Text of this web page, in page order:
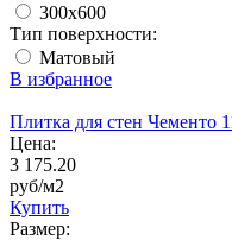
300x600
Тип поверхности:
Матовый
В избранное
Плитка для стен Чементо
Цена:
3 175.20
руб/м2
Купить
Размер: